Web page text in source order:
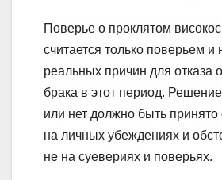
Поверье о проклятом
считается только поверьем и
реальных причин для отказа
брака в этот период.
или нет должно быть
на личных убеждениях и
не на суевериях и поверьях.